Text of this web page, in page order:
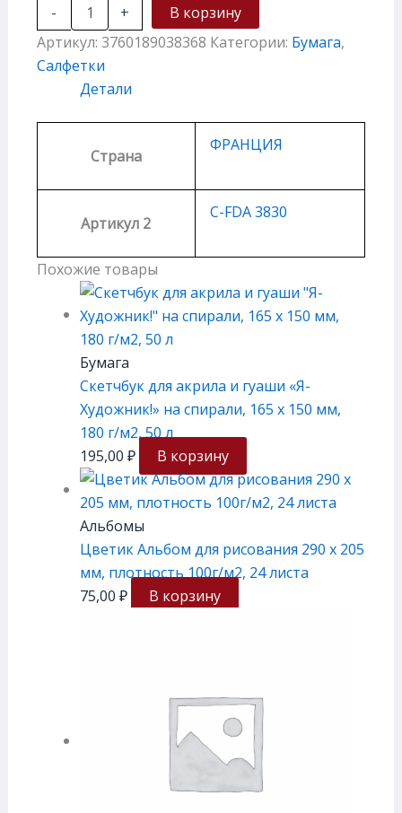
- +
В корзину
Артикул: 3760189038368 Категории: Бумага,
Салфетки
Детали
Страна
ФРАНЦИЯ
Артикул 2
C-FDA 3830
Похожие товары
Бумага
Скетчбук для акрила и гуаши «Я-
Художник!» на спирали, 165 х 150 мм,
180 г/м2, 50 л
195,00 ₽ В корзину
Альбомы
Цветик Альбом для рисования 290 х 205
мм, плотность 100г/м2, 24 листа
75,00 ₽ В корзину